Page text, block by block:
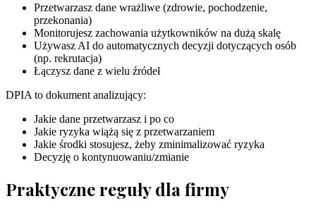
Przetwarzasz dane wrażliwe (zdrowie, pochodzenie,
przekonania)
Monitorujesz zachowania użytkowników na dużą skalę
Używasz AI do automatycznych decyzji dotyczących osób
(np. rekrutacja)
Łączysz dane z wielu źródeł
DPIA to dokument analizujący:
Jakie dane przetwarzasz i po co
Jakie ryzyka wiążą się z przetwarzaniem
Jakie środki stosujesz, żeby zminimalizować ryzyka
Decyzję o kontynuowaniu/zmianie
Praktyczne reguły dla firmy